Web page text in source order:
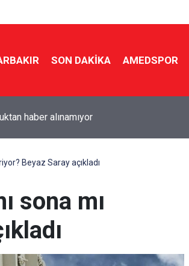
SON DAKIKA AMEDSPOR
haber alınamıyor
Beyaz Saray açıkladı
sona mı